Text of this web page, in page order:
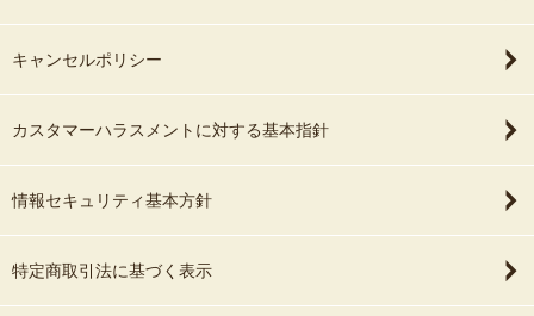
キャンセルポリシー
カスタマーハラスメントに対する基本指針
情報セキュリティ基本方針
特定商取引法に基づく表示